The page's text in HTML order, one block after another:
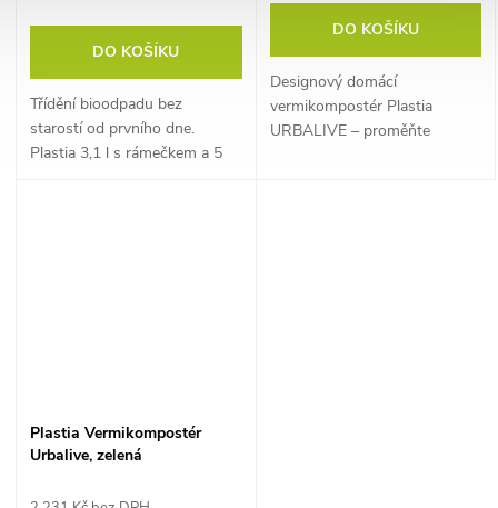
DO KOŠÍKU
Třídění bioodpadu bez
starostí od prvního dne.
Plastia 3,1 l s rámečkem a 5
DO KOŠÍKU
Designový domácí
vermikompostér Plastia
URBALIVE – proměňte
Plastia Vermikompostér
Urbalive, zelená